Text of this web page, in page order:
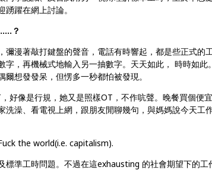
踴躍在網上討論。
？
彌漫著敲打鍵盤的聲音，電話有時響起，都是些正式
字，再機械式地輸入另一抽數字。天天如此， 時時如
爾想發發呆，但愣多一秒都怕被發現。
好像是行規，她又是照樣OT，不作吭聲。晚餐買個便
洗澡、看電視上網，跟朋友閒聊幾句，與媽媽說今天工
the world(i.e. capitalism).
標準工時問題。不過在這exhausting 的社會期望下的